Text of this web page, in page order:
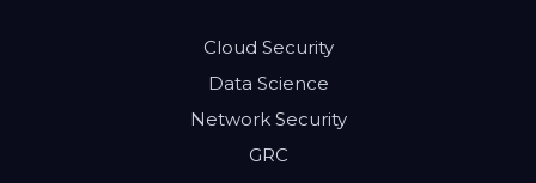
Cloud Security
Data Science
Network Security
GRC